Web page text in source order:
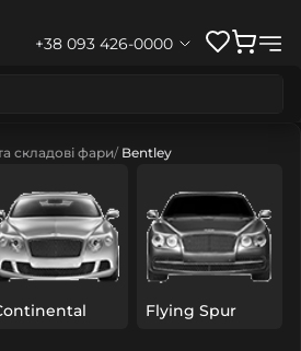
+38 093 426-0000
складові фари Bentley
Flying Spur